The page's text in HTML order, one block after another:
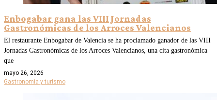
Enbogabar gana las VIII Jornadas
Gastronómicas de los Arroces Valencianos
El restaurante Enbogabar de Valencia se ha proclamado ganador de las VIII
Jornadas Gastronómicas de los Arroces Valencianos, una cita gastronómica
que
mayo 26, 2026
Gastronomía y turismo